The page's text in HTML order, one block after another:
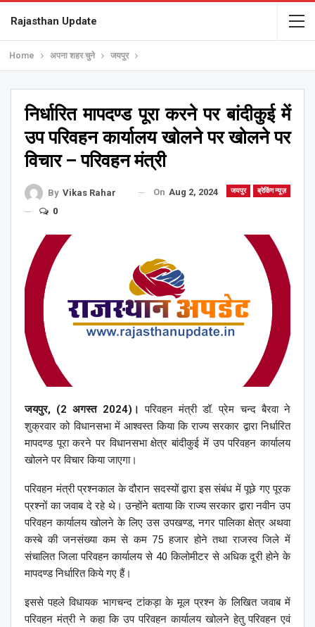
Rajasthan Update
Home अपना शहर चुने जयपुर
निर्धारित मापदण्ड पूरा करने पर बांदीकुई में
उप परिवहन कार्यालय खोलने पर खोलने पर
विचार – परिवहन मंत्री
जयपुर ब्रेकिंग न्यूज़
By Vikas Rahar On Aug 2, 2024
0
जयपुर, (2 अगस्त 2024)। परिवहन मंत्री डॉ. प्रेम चन्द बैरवा ने
शुक्रवार को विधानसभा में आश्वस्त किया कि राज्य सरकार द्वारा निर्धारित
मापदण्ड पूरा करने पर विधानसभा क्षेत्र बांदीकुई में उप परिवहन कार्यालय
खोलने पर विचार किया जाएगा।
परिवहन मंत्री प्रश्नकाल के दौरान सदस्यों द्वारा इस संबंध में पूछे गए पूरक
प्रश्नों का जवाब दे रहे थे। उन्होंने बताया कि राज्य सरकार द्वारा नवीन उप
परिवहन कार्यालय खोलने के लिए उस उपखण्ड, नगर पालिका क्षेत्र अथवा
कस्बे की जनसंख्या कम से कम 75 हजार होने तथा राजस्व जिले में
संचालित जिला परिवहन कार्यालय से 40 किलोमीटर से अधिक दूरी होने के
मापदण्ड निर्धारित किये गए हैं।
इससे पहले विधायक भागचन्द टांकड़ा के मूल प्रश्न के लिखित जवाब में
परिवहन मंत्री ने कहा कि उप परिवहन कार्यालय खोलने हेतु परिवहन एवं